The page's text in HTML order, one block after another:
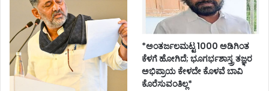
*ಅಂತರ್ಜಲಮಟ್ಟ 1000 ಅಡಿಗಿಂತ
ಕೆಳಗೆ ಹೋಗಿದೆ; ಭೂಗರ್ಭಶಾಸ್ತ್ರ ತಜ್ಞರ
ಅಭಿಪ್ರಾಯ ಕೇಳದೇ ಕೊಳವೆ ಬಾವಿ
ಕೊರೆಸುವಂತಿಲ್ಲ*